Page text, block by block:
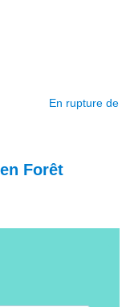
En rupture de
Forêt